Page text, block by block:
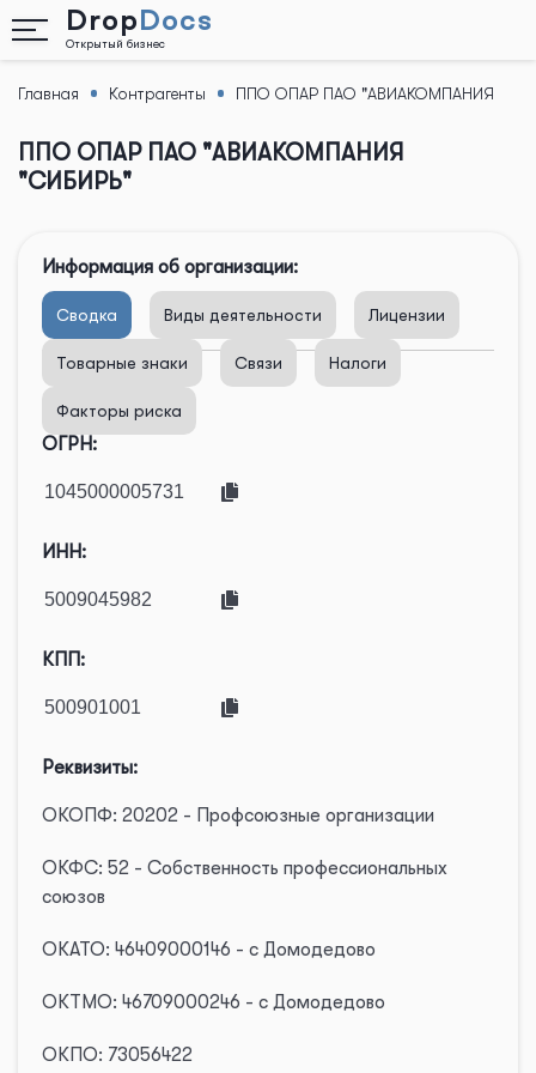
DropDocs
Открытый бизнес
Назад
Главная Контрагенты
ППО ОПАР ПАО "АВИАКОМПАНИЯ
ППО ОПАР ПАО "АВИАКОМПАНИЯ
"СИБИРЬ"
Информация об организации:
Сводка Виды деятельности Лицензии
Товарные знаки Связи Налоги
Факторы риска
ОГРН:
ИНН:
КПП:
Реквизиты:
ОКОПФ: 20202 - Профсоюзные организации
ОКФС: 52 - Собственность профессиональных
союзов
ОКАТО: 46409000146 - с Домодедово
ОКТМО: 46709000246 - с Домодедово
ОКПО: 73056422